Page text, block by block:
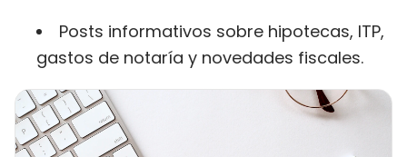
Posts informativos sobre hipotecas, ITP,
gastos de notaría y novedades fiscales.